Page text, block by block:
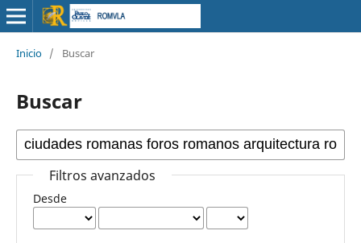
Inicio / Buscar
Buscar
Filtros avanzados
Desde